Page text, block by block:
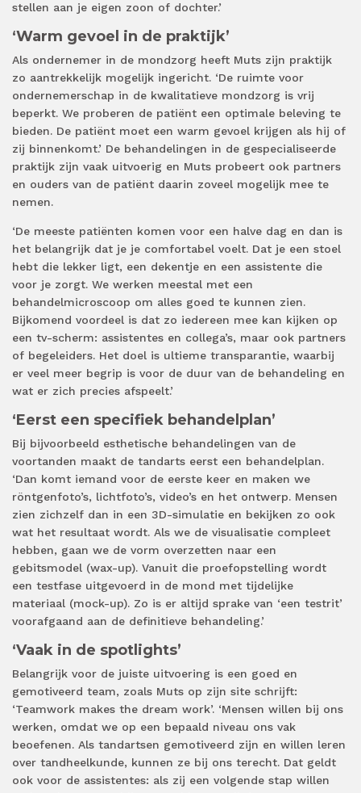
stellen aan je eigen zoon of dochter.’
‘Warm gevoel in de praktijk’
Als ondernemer in de mondzorg heeft Muts zijn praktijk
zo aantrekkelijk mogelijk ingericht. ‘De ruimte voor
ondernemerschap in de kwalitatieve mondzorg is vrij
beperkt. We proberen de patiënt een optimale beleving te
bieden. De patiënt moet een warm gevoel krijgen als hij of
zij binnenkomt.’ De behandelingen in de gespecialiseerde
praktijk zijn vaak uitvoerig en Muts probeert ook partners
en ouders van de patiënt daarin zoveel mogelijk mee te
nemen.
‘De meeste patiënten komen voor een halve dag en dan is
het belangrijk dat je je comfortabel voelt. Dat je een stoel
hebt die lekker ligt, een dekentje en een assistente die
voor je zorgt. We werken meestal met een
behandelmicroscoop om alles goed te kunnen zien.
Bijkomend voordeel is dat zo iedereen mee kan kijken op
een tv-scherm: assistentes en collega’s, maar ook partners
of begeleiders. Het doel is ultieme transparantie, waarbij
er veel meer begrip is voor de duur van de behandeling en
wat er zich precies afspeelt.’
‘Eerst een specifiek behandelplan’
Bij bijvoorbeeld esthetische behandelingen van de
voortanden maakt de tandarts eerst een behandelplan.
‘Dan komt iemand voor de eerste keer en maken we
röntgenfoto’s, lichtfoto’s, video’s en het ontwerp. Mensen
zien zichzelf dan in een 3D-simulatie en bekijken zo ook
wat het resultaat wordt. Als we de visualisatie compleet
hebben, gaan we de vorm overzetten naar een
gebitsmodel (wax-up). Vanuit die proefopstelling wordt
een testfase uitgevoerd in de mond met tijdelijke
materiaal (mock-up). Zo is er altijd sprake van ‘een testrit’
voorafgaand aan de definitieve behandeling.’
‘Vaak in de spotlights’
Belangrijk voor de juiste uitvoering is een goed en
gemotiveerd team, zoals Muts op zijn site schrijft:
‘Teamwork makes the dream work’. ‘Mensen willen bij ons
werken, omdat we op een bepaald niveau ons vak
beoefenen. Als tandartsen gemotiveerd zijn en willen leren
over tandheelkunde, kunnen ze bij ons terecht. Dat geldt
ook voor de assistentes: als zij een volgende stap willen